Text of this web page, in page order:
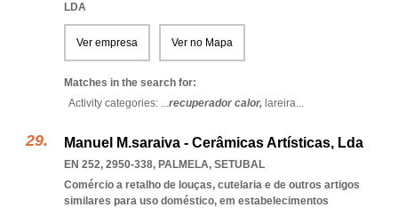
LDA
Ver empresa Ver no Mapa
Matches in the search for:
Activity categories: ...recuperador calor, lareira...
Manuel M.saraiva - Cerâmicas Artísticas, Lda
EN 252, 2950-338, PALMELA, SETUBAL
Comércio a retalho de louças, cutelaria e de outros artigos
similares para uso doméstico, em estabelecimentos